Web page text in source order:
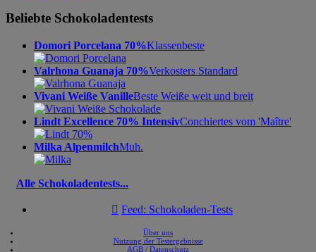
Beliebte Schokoladentests
Domori Porcelana 70%Klassenbeste
Valrhona Guanaja 70%Verkosters Standard
Vivani Weiße VanilleBeste Weiße weit und breit
Lindt Excellence 70% IntensivConchiertes vom 'Maître'
Milka AlpenmilchMuh.
Alle Schokoladentests...
 Feed: Schokoladen-Tests
Über uns
Nutzung der Testergebnisse
AGB / Datenschutz